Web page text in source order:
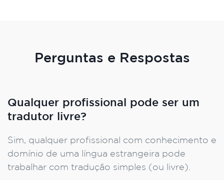
Perguntas e Respostas
Qualquer profissional pode ser um
tradutor livre?
Sim, qualquer profissional com conhecimento e
domínio de uma língua estrangeira pode
trabalhar com tradução simples (ou livre).